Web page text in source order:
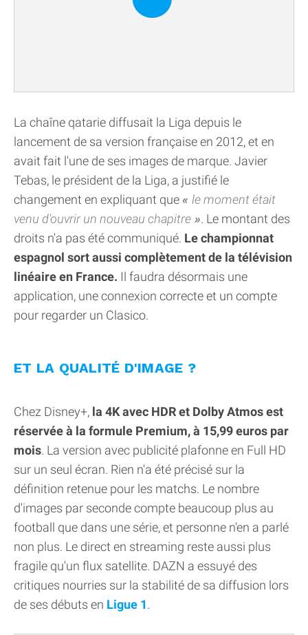
La chaîne qatarie diffusait la Liga depuis le
lancement de sa version française en 2012, et en
avait fait l'une de ses images de marque. Javier
Tebas, le président de la Liga, a justifié le
changement en expliquant que
le moment était
venu d'ouvrir un nouveau chapitre
. Le montant des
droits n'a pas été communiqué. Le championnat
espagnol sort aussi complètement de la télévision
linéaire en France. Il faudra désormais une
application, une connexion correcte et un compte
pour regarder un Clasico.
ET LA QUALITÉ D'IMAGE ?
Chez Disney+, la 4K avec HDR et Dolby Atmos est
réservée à la formule Premium, à 15,99 euros par
mois. La version avec publicité plafonne en Full HD
sur un seul écran. Rien n'a été précisé sur la
définition retenue pour les matchs. Le nombre
d'images par seconde compte beaucoup plus au
football que dans une série, et personne n'en a parlé
non plus. Le direct en streaming reste aussi plus
fragile qu'un flux satellite. DAZN a essuyé des
critiques nourries sur la stabilité de sa diffusion lors
de ses débuts en Ligue 1.